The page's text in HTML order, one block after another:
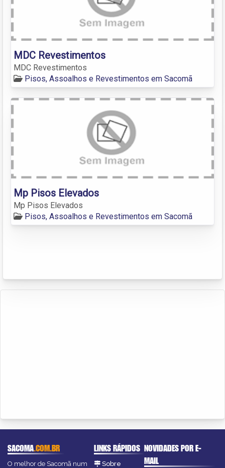
MDC Revestimentos
MDC Revestimentos
Pisos, Assoalhos e Revestimentos em Sacomã
Mp Pisos Elevados
Mp Pisos Elevados
Pisos, Assoalhos e Revestimentos em Sacomã
SACOMA.COM.BR
O melhor de Sacomã num
LINKS RÁPIDOS
Sobre
NOVIDADES POR E-
MAIL